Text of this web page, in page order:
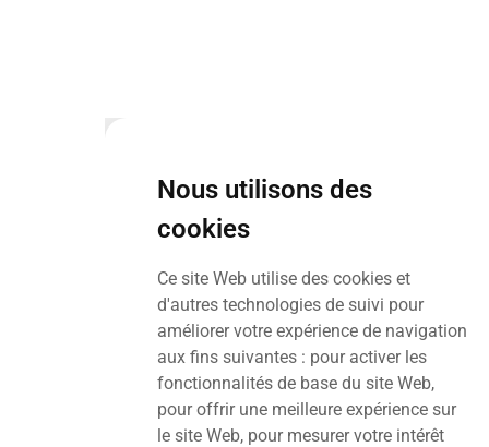
Nous utilisons des
cookies
Ce site Web utilise des cookies et
d'autres technologies de suivi pour
améliorer votre expérience de navigation
aux fins suivantes : pour activer les
fonctionnalités de base du site Web,
pour offrir une meilleure expérience sur
le site Web, pour mesurer votre intérêt